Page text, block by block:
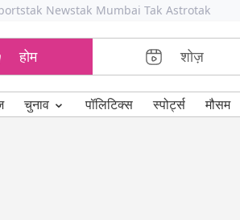
Newstak Mumbai Tak Astrotak
होम शोज़
चुनाव ⌄ पॉलिटिक्स स्पोर्ट्स मौसम